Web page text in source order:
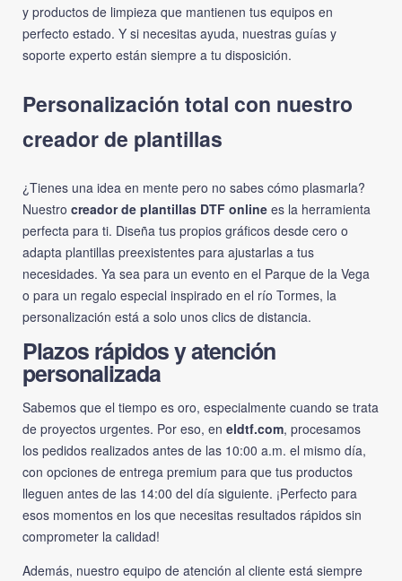
y productos de limpieza que mantienen tus equipos en
perfecto estado. Y si necesitas ayuda, nuestras guías y
soporte experto están siempre a tu disposición.
Personalización total con nuestro
creador de plantillas
¿Tienes una idea en mente pero no sabes cómo plasmarla?
Nuestro creador de plantillas DTF online es la herramienta
perfecta para ti. Diseña tus propios gráficos desde cero o
adapta plantillas preexistentes para ajustarlas a tus
necesidades. Ya sea para un evento en el Parque de la Vega
o para un regalo especial inspirado en el río Tormes, la
personalización está a solo unos clics de distancia.
Plazos rápidos y atención
personalizada
Sabemos que el tiempo es oro, especialmente cuando se trata
de proyectos urgentes. Por eso, en eldtf.com, procesamos
los pedidos realizados antes de las 10:00 a.m. el mismo día,
con opciones de entrega premium para que tus productos
lleguen antes de las 14:00 del día siguiente. ¡Perfecto para
esos momentos en los que necesitas resultados rápidos sin
comprometer la calidad!
Además, nuestro equipo de atención al cliente está siempre